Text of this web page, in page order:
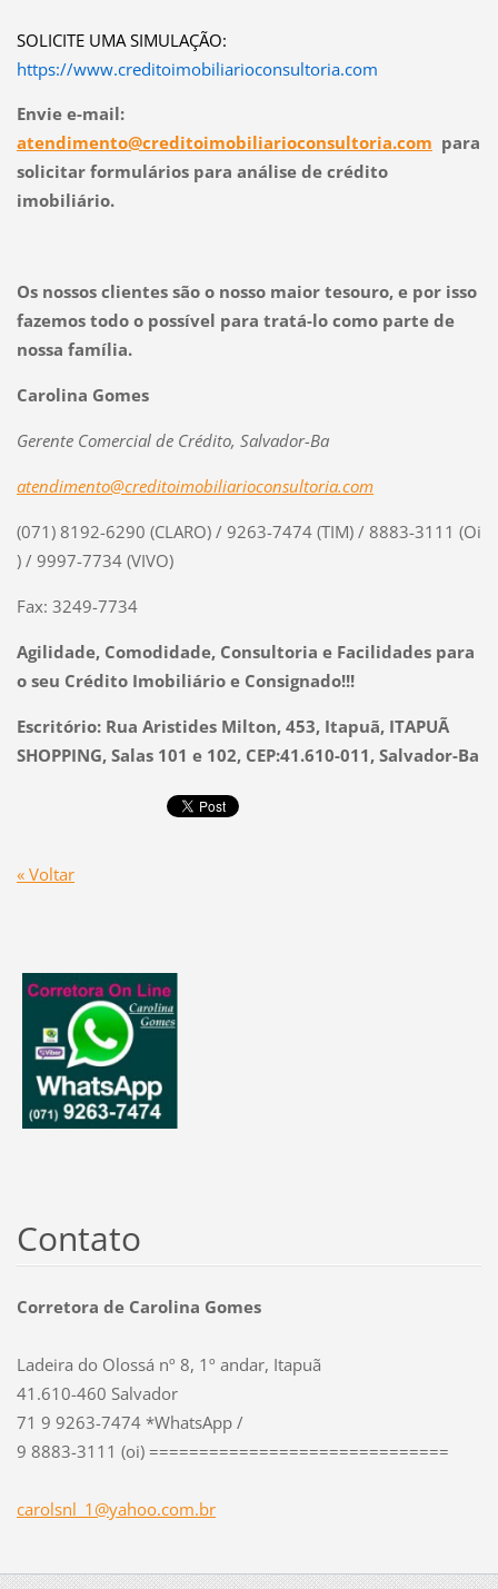
SOLICITE UMA SIMULAÇÃO:
https://www.creditoimobiliarioconsultoria.com
Envie e-mail:
atendimento@creditoimobiliarioconsultoria.com para
solicitar formulários para análise de crédito
imobiliário.
Os nossos clientes são o nosso maior tesouro, e por isso
fazemos todo o possível para tratá-lo como parte de
nossa família.
Carolina Gomes
Gerente Comercial de Crédito, Salvador-Ba
atendimento@creditoimobiliarioconsultoria.com
(071) 8192-6290 (CLARO) / 9263-7474 (TIM) / 8883-3111 (Oi
) / 9997-7734 (VIVO)
Fax: 3249-7734
Agilidade, Comodidade, Consultoria e Facilidades para
o seu Crédito Imobiliário e Consignado!!!
Escritório: Rua Aristides Milton, 453, Itapuã, ITAPUÃ
SHOPPING, Salas 101 e 102, CEP:41.610-011, Salvador-Ba
« Voltar
Contato
Corretora de Carolina Gomes
Ladeira do Olossá nº 8, 1º andar, Itapuã
41.610-460 Salvador
71 9 9263-7474 *WhatsApp /
9 8883-3111 (oi) ==============================
carolsnl _1@yahoo.com.br